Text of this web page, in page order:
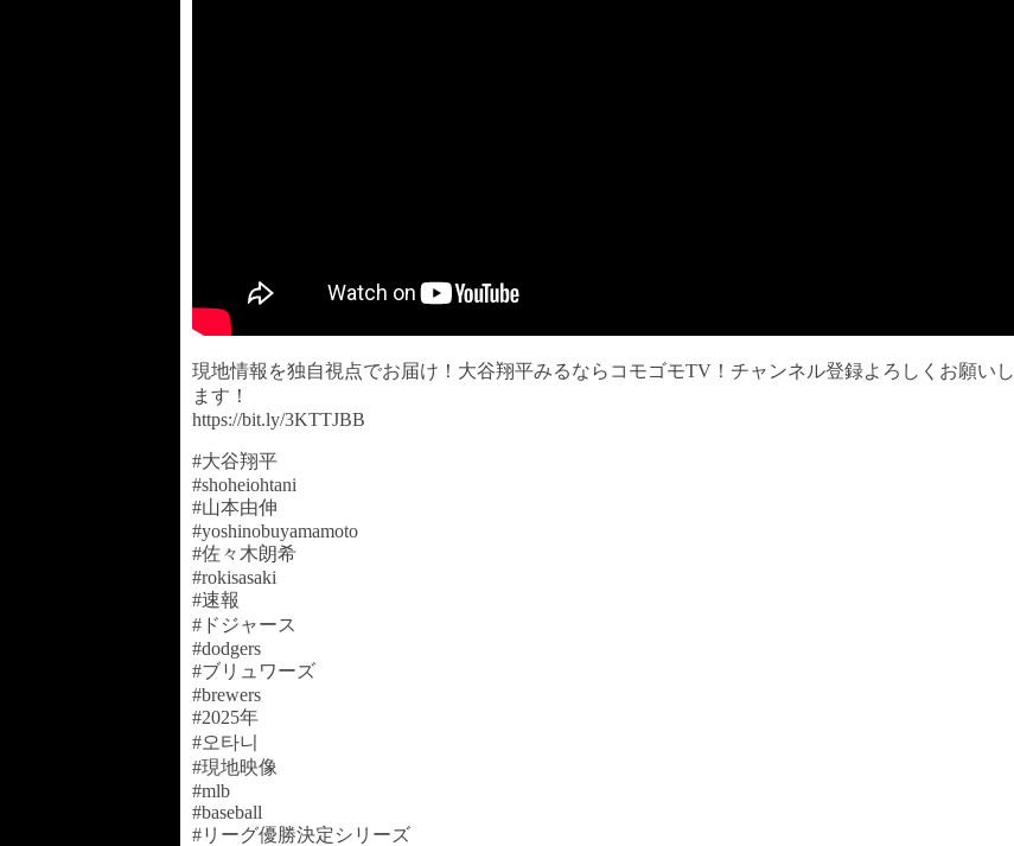
現地情報を独自視点でお届け！大谷翔平みるならコモゴモTV！チャンネル登録よろしくお願いし
ます！
https://bit.ly/3KTTJBB
#大谷翔平
#shoheiohtani
#山本由伸
#yoshinobuyamamoto
#佐々木朗希
#rokisasaki
#速報
#ドジャース
#dodgers
#ブリュワーズ
#brewers
#2025年
#오타니
#現地映像
#mlb
#baseball
#リーグ優勝決定シリーズ